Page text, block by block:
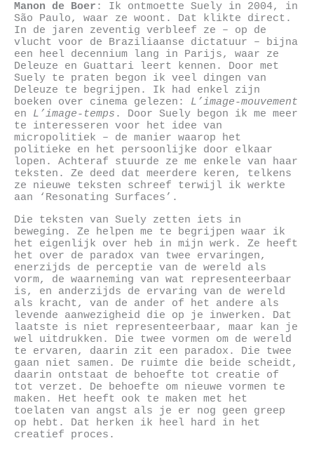
Manon de Boer : Ik ontmoette Suely in 2004, in
São Paulo, waar ze woont. Dat klikte direct.
In de jaren zeventig verbleef ze – op de
vlucht voor de Braziliaanse dictatuur – bijna
een heel decennium lang in Parijs, waar ze
Deleuze en Guattari leert kennen. Door met
Suely te praten begon ik veel dingen van
Deleuze te begrijpen. Ik had enkel zijn
boeken over cinema gelezen: L’image-mouvement
en L’image-temps . Door Suely begon ik me meer
te interesseren voor het idee van
micropolitiek – de manier waarop het
politieke en het persoonlijke door elkaar
lopen. Achteraf stuurde ze me enkele van haar
teksten. Ze deed dat meerdere keren, telkens
ze nieuwe teksten schreef terwijl ik werkte
aan ‘Resonating Surfaces’.
Die teksten van Suely zetten iets in
beweging. Ze helpen me te begrijpen waar ik
het eigenlijk over heb in mijn werk. Ze heeft
het over de paradox van twee ervaringen,
enerzijds de perceptie van de wereld als
vorm, de waarneming van wat representeerbaar
is, en anderzijds de ervaring van de wereld
als kracht, van de ander of het andere als
levende aanwezigheid die op je inwerken. Dat
laatste is niet representeerbaar, maar kan je
wel uitdrukken. Die twee vormen om de wereld
te ervaren, daarin zit een paradox. Die twee
gaan niet samen. De ruimte die beide scheidt,
daarin ontstaat de behoefte tot creatie of
tot verzet. De behoefte om nieuwe vormen te
maken. Het heeft ook te maken met het
toelaten van angst als je er nog geen greep
op hebt. Dat herken ik heel hard in het
creatief proces.